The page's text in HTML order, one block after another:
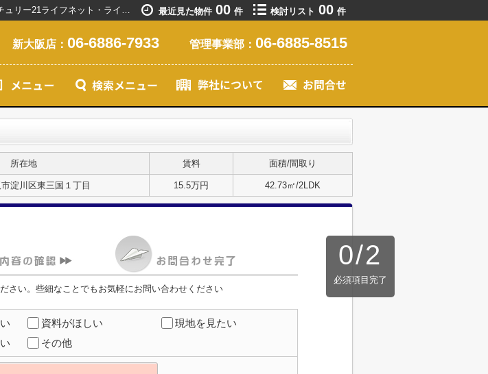
お問い合わせ｜新大阪駅で賃貸マンションを探すなら創業20年以上のセンチュリー21ライフネット・ライブグループ 最近見た物件 00 件 検討リスト 00 件
新大阪店： 06-6886-7933 管理事業部： 06-6885-8515
所在地 賃料 面積/間取り
淀川区東三国１丁目 15.5万円 42.73㎡/2LDK
0/2
必須項目完了
さい。些細なことでもお気軽にお問い合わせください
資料がほしい
現地を見たい
その他